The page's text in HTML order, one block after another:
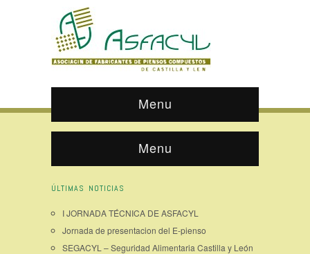
Menu
Menu
ÚLTIMAS NOTICIAS
I JORNADA TÉCNICA DE ASFACYL
Jornada de presentacion del E-pienso
SEGACYL – Seguridad Alimentaria Castilla y León